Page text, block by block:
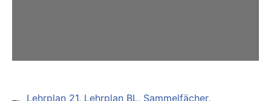
Lehrplan 21, Lehrplan BL, Sammelfächer,